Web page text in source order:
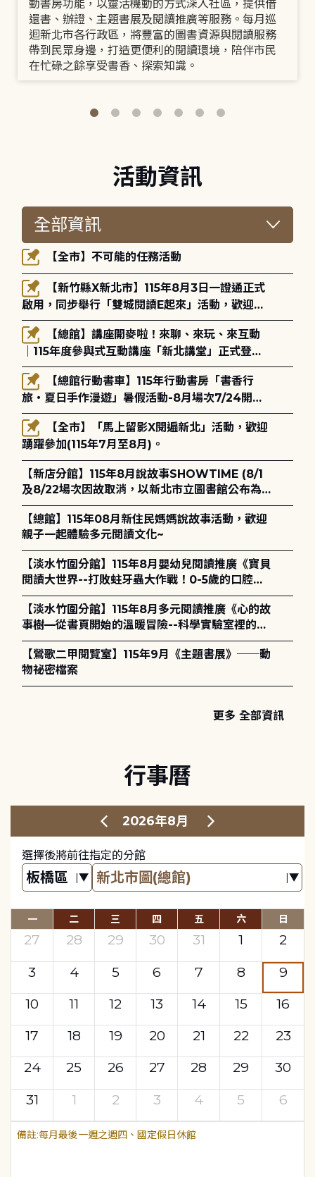
動書房功能，以靈活機動的方式深入社區，提供借
還書、辦證、主題書展及閱讀推廣等服務。每月巡
迴新北市各行政區，將豐富的圖書資源與閱讀服務
帶到民眾身邊，打造更便利的閱讀環境，陪伴市民
在忙碌之餘享受書香、探索知識。
活動資訊
【全市】不可能的任務活動
啟用，同步舉行「雙城閱讀E起來」活動，歡迎踴
躍參加(115年8月3日至10月4日)。
｜115年度參與式互動講座「新北講堂」正式登
場！
旅・夏日手作漫遊」暑假活動-8月場次7/24開始
報名
踴躍參加(115年7月至8月)。
【新店分館】115年8月說故事SHOWTIME (8/1
及8/22場次因故取消，以新北市立圖書館公布為
主)
【總館】115年08月新住民媽媽說故事活動，歡迎
親子一起體驗多元閱讀文化~
【淡水竹圍分館】115年8月嬰幼兒閱讀推廣《寶貝
閱讀大世界--打敗蛀牙蟲大作戰！0-5歲的口腔照
護全攻略》
【淡水竹圍分館】115年8月多元閱讀推廣《心的故
事樹—從書頁開始的溫暖冒險--科學實驗室裡的放
電章魚》
【鶯歌二甲閱覽室】115年9月《主題書展》──動
物祕密檔案
更多 全部資訊
行事曆
2026年8月
選擇後將前往指定的分館
一 二 三 四 五 六 日
27 28 29 30 31 1
2
3
4 5 6 7 8
9
10
11 12 13 14 15
16
17
18 19 20 21 22
23
24
25 26 27 28 29
30
31
1 2 3 4 5 6
每月最後一週之週四、國定假日休館